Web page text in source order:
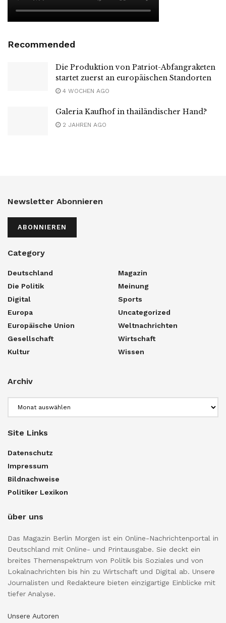
Recommended
Die Produktion von Patriot-Abfangraketen
startet zuerst an europäischen Standorten
4 WOCHEN AGO
Galeria Kaufhof in thailändischer Hand?
2 JAHREN AGO
Newsletter Abonnieren
ABONNIEREN
Category
Deutschland
Die Politik
Digital
Europa
Europäische Union
Gesellschaft
Kultur
Magazin
Meinung
Sports
Uncategorized
Weltnachrichten
Wirtschaft
Wissen
Archiv
Site Links
Datenschutz
Impressum
Bildnachweise
Politiker Lexikon
über uns
Das Magazin Berlin Morgen ist ein Online-Nachrichtenportal in
Deutschland mit Online- und Printausgabe. Sie deckt ein
breites Themenspektrum von Politik bis Soziales und von
Lokalnachrichten bis hin zu Wirtschaft und Digital ab. Unsere
Journalisten und Redakteure bieten einzigartige Einblicke mit
tiefer Analyse.
Unsere Autoren